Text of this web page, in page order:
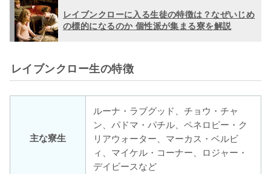
レイブンクローに入る生徒の特徴は？なぜいじめ
の標的になるのか 個性派が集まる寮を解説
レイブンクロー生の特徴
主な寮生
ルーナ・ラブグッド、チョウ・チャ
ン、パドマ・パチル、ペネロピー・ク
リアウォーター、マーカス・ベルビ
ィ、マイケル・コーナー、ロジャー・
デイビースなど